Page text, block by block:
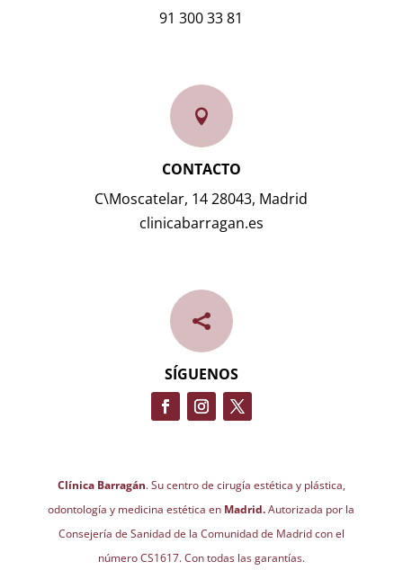
91 300 33 81

CONTACTO
C\Moscatelar, 14 28043, Madrid
clinicabarragan.es

SÍGUENOS
Clínica Barragán. Su centro de cirugía estética y plástica,
odontología y medicina estética en Madrid.Autorizada por la
Consejería de Sanidad de la Comunidad de Madrid con el
número CS1617. Con todas las garantías.